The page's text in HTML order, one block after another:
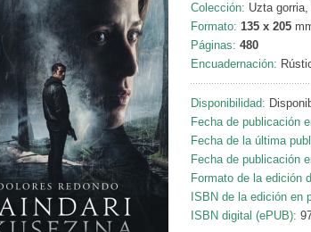
Colección: Uzta gorria,
Formato: 135 x 205
Páginas: 480
Encuadernación:
Disponibilidad:
Fecha de publicación
Fecha de la última
Fecha de publicación
Formato de la edición
ISBN de la edición en
ISBN digital (ePUB):